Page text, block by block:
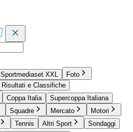
Sportmediaset XXL
Foto
Risultati e Classifiche
Coppa Italia
Supercoppa Italiana
Squadre Mercato
Motori
Tennis Altri Sport
Sondaggi